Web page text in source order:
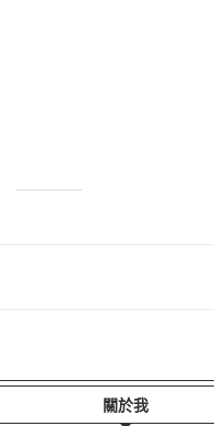
關於我